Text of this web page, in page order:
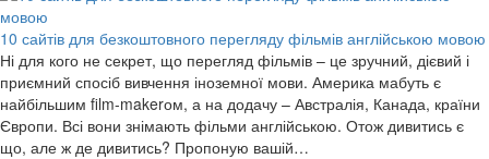
10 сайтів для безкоштовного перегляду фільмів англійською мовою
Ні для кого не секрет, що перегляд фільмів – це зручний, дієвий і
приємний спосіб вивчення іноземної мови. Америка мабуть є
найбільшим film-makerом, а на додачу – Австралія, Канада, країни
Європи. Всі вони знімають фільми англійською. Отож дивитись є
що, але ж де дивитись? Пропоную вашій…